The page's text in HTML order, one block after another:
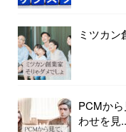
ミツカン
PCMか
わせを見